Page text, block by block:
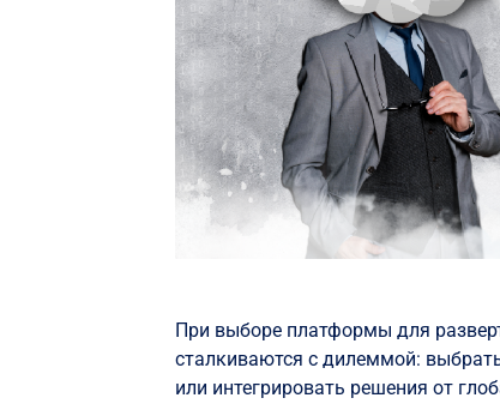
При выборе платформы для
сталкиваются с дилеммой:
или интегрировать решения от